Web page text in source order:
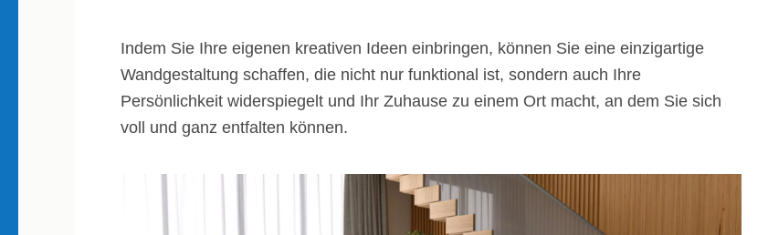
Indem Sie Ihre eigenen kreativen Ideen einbringen, können Sie eine einzigartige
Wandgestaltung schaffen, die nicht nur funktional ist, sondern auch Ihre
Persönlichkeit widerspiegelt und Ihr Zuhause zu einem Ort macht, an dem Sie sich
voll und ganz entfalten können.